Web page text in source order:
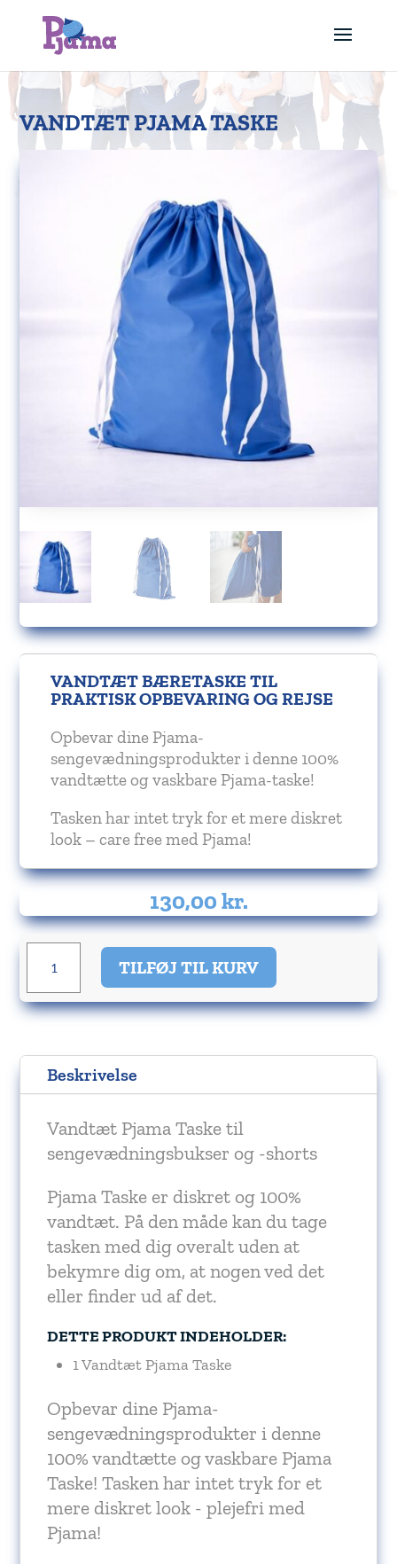
VANDTÆT PJAMA TASKE
VANDTÆT BÆRETASKE TIL
PRAKTISK OPBEVARING OG REJSE
Opbevar dine Pjama-
sengevædningsprodukter i denne 100%
vandtætte og vaskbare Pjama-taske!
Tasken har intet tryk for et mere diskret
look – care free med Pjama!
130,00kr.
Pjama
Taske
antal
TILFØJ TIL KURV
Beskrivelse
Vandtæt Pjama Taske til
sengevædningsbukser og -shorts
Pjama Taske er diskret og 100%
vandtæt. På den måde kan du tage
tasken med dig overalt uden at
bekymre dig om, at nogen ved det
eller finder ud af det.
DETTE PRODUKT INDEHOLDER:
1 Vandtæt Pjama Taske
Opbevar dine Pjama-
sengevædningsprodukter i denne
100% vandtætte og vaskbare Pjama
Taske! Tasken har intet tryk for et
mere diskret look - plejefri med
Pjama!